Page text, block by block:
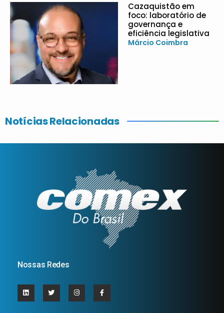
Cazaquistão em
foco: laboratório de
governança e
eficiência legislativa
Márcio Coimbra
Notícias Relacionadas
Nossas Redes